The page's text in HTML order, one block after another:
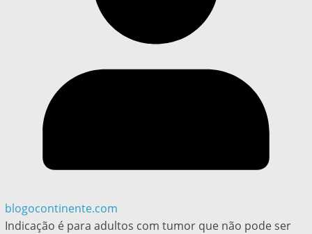
blogocontinente.com
Indicação é para adultos com tumor que não pode ser